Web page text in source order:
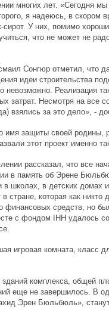
многих лет. «Сегодня мы
я надеюсь, в скором
сирот. У них, помимо
что не может не
Сонгюр отметил, что
идеи строительства
невозможно. Реализация
затрат. Несмотря на все
взялись за это дело», -
имя защиты своей родины,
этот проект именно
рассказал, что все
в память об Эрене
в школах, в детских домах
стране, которая как никто
финансовых средств, но
с фондом IHH удалось
игровая комната, класс
зданий комплекса, общей
еще не завершилось. В
Эрен Бюльбюль»,